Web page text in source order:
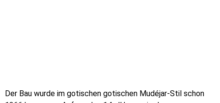
Der Bau wurde im gotischen gotischen Mudéjar-Stil schon